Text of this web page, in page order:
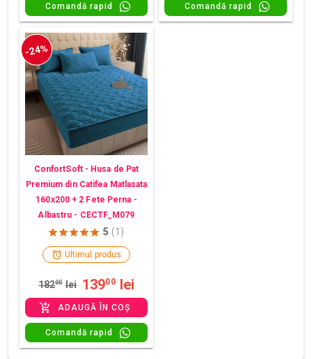
Comandă rapid Comandă rapid
-24%
ConfortSoft - Husa de Pat
Premium din Catifea Matlasata
160x200 + 2 Fete Perna -
Albastru - CECTF_M079
5 (1)
Ultimul produs
18200 lei 13900 lei
ADAUGĂ ÎN COȘ
Comandă rapid